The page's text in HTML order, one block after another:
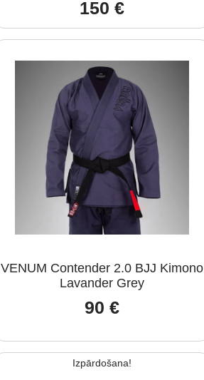
150 €
VENUM Contender 2.0 BJJ Kimono
Lavander Grey
90 €
Izpārdošana!